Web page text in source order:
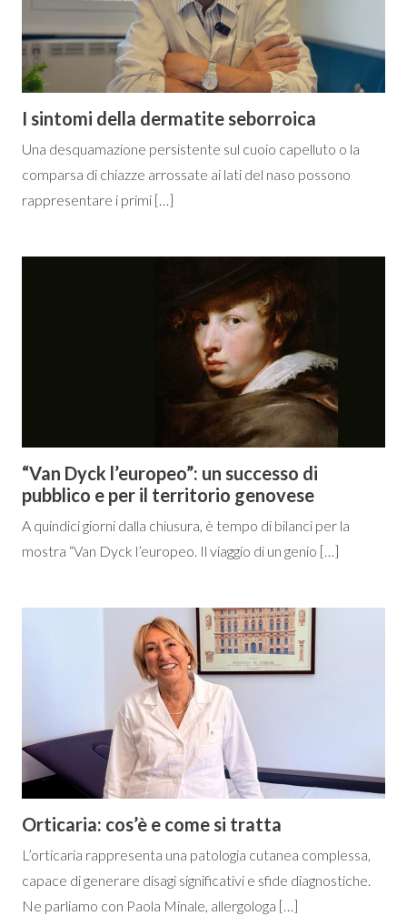
I sintomi della dermatite seborroica
Una desquamazione persistente sul cuoio capelluto o la
comparsa di chiazze arrossate ai lati del naso possono
rappresentare i primi […]
“Van Dyck l’europeo”: un successo di
pubblico e per il territorio genovese
A quindici giorni dalla chiusura, è tempo di bilanci per la
mostra “Van Dyck l’europeo. Il viaggio di un genio […]
Orticaria: cos’è e come si tratta
L’orticaria rappresenta una patologia cutanea complessa,
capace di generare disagi significativi e sfide diagnostiche.
Ne parliamo con Paola Minale, allergologa […]